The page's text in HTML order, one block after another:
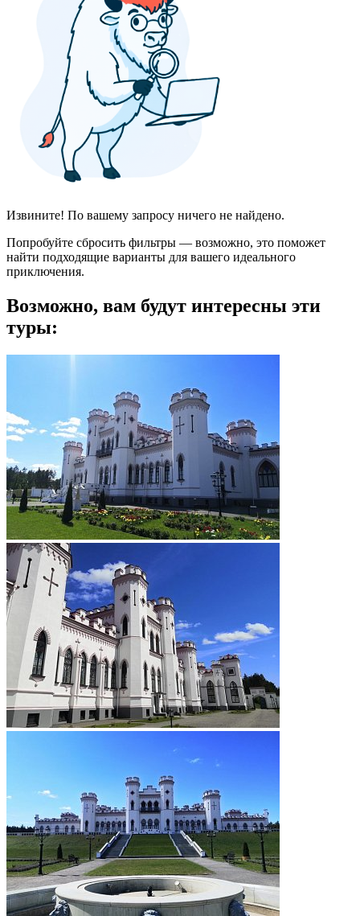
Извините! По вашему запросу ничего не найдено.
Попробуйте сбросить фильтры — возможно, это поможет
найти подходящие варианты для вашего идеального
приключения.
Возможно, вам будут интересны эти
туры: